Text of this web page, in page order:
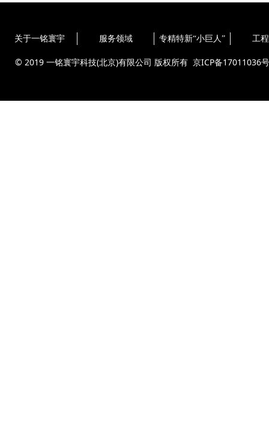
关于一铭寰宇 服务领域 专精特新“小巨人” 工
© 2019 一铭寰宇科技(北京)有限公司 版权所有 京ICP备17011036